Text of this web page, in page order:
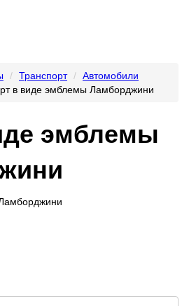
Транспорт
Автомобили
в виде эмблемы Ламборджини
эмблемы